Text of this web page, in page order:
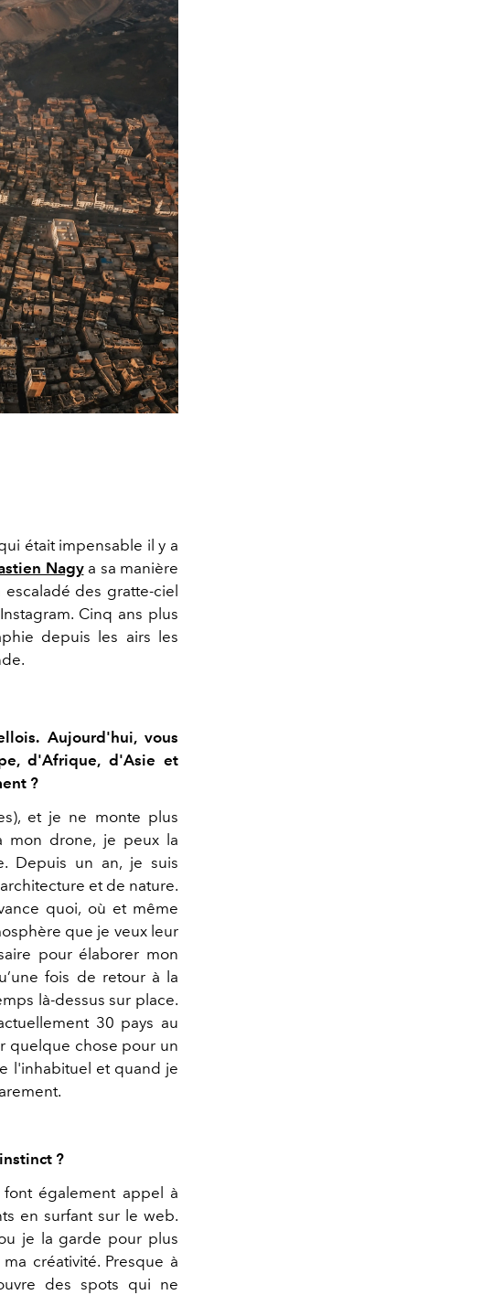
était impensable il y a
Nagya sa manière
des gratte-ciel
Cinq ans plus
depuis les airs les
Aujourd'hui, vous
d'Afrique, d'Asie et
?
et je ne monte plus
mon drone, je peux la
Depuis un an, je suis
et de nature.
quoi, où et même
que je veux leur
pour élaborer mon
fois de retour à la
là-dessus sur place.
30 pays au
quelque chose pour un
l'inhabituel et quand je
?
également appel à
en surfant sur le web.
je la garde pour plus
créativité. Presque à
des spots qui ne